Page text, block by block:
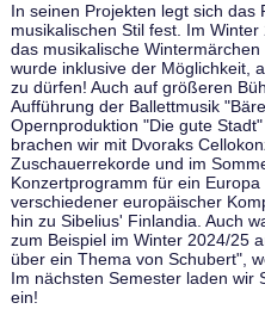
In seinen Projekten legt sich das
musikalischen Stil fest. Im
das musikalische
wurde inklusive der Möglichkeit,
zu dürfen! Auch auf größeren
Aufführung der Ballettmusik
Opernproduktion "Die gute
brachen wir mit Dvoraks
Zuschauerrekorde und im
Konzertprogramm für ein
verschiedener europäischer
hin zu Sibelius' Finlandia. Auch
zum Beispiel im Winter 2024/25
über ein Thema von Schubert",
Im nächsten Semester laden wir
ein!